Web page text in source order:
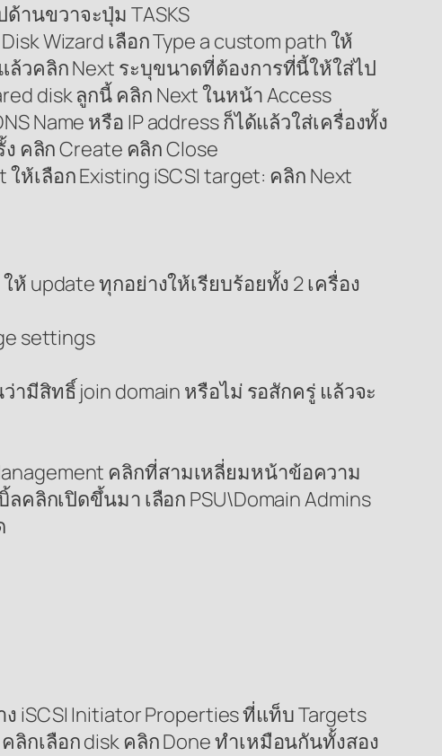
านขวาจะปุ่ม TASKS
Wizard เลือก Type a custom path ให้
วคลิก Next ระบุขนาดที่ต้องการที่นี้ให้ใส่ไป
disk ลูกนี้ คลิก Next ในหน้า Access
Name หรือ IP address ก็ได้แล้วใส่เครื่องทั้ง
คลิก Create คลิก Close
ห้เลือก Existing iSCSI target: คลิก Next
update ทุกอย่างให้เรียบร้อยทั้ง 2 เครื่อง
settings
ามีสิทธิ์ join domain หรือไม่ รอสักครู่ แล้วจะ
คลิกที่สามเหลี่ยมหน้าข้อความ
คลิกเปิดขึ้นมา เลือก PSU\Domain Admins
iSCSI Initiator Properties ที่แท็บ Targets
ลิกเลือก disk คลิก Done ทำเหมือนกันทั้งสอง